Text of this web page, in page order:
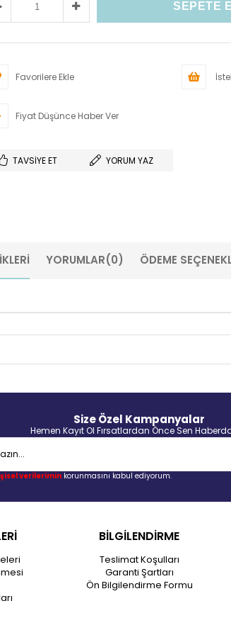
Favorilere Ekle
Fiyat Düşünce Haber Ver
TAVSIYE ET YORUM YAZ
YORUMLAR(0) ÖDEME
Size Özel Kampanyalar
Hemen Kayıt Ol Fırsatlardan Önce Sen
verileriminkorunmasını kabul ediyorum.
BİLGİLENDİRME
Teslimat Koşulları
Garanti Şartları
Ön Bilgilendirme Formu